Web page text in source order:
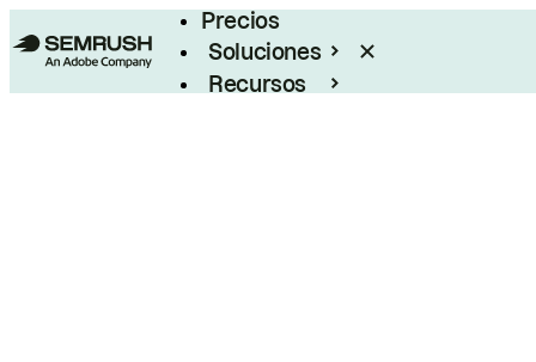
Precios
Soluciones
Recursos